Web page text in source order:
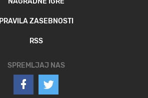
PRAVILA ZASEBNOSTI
RSS
SPREMLJAJ NAS